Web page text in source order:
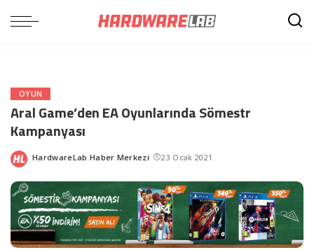
OYUN
Aral Game’den EA Oyunlarında Sömestr
Kampanyası
Posted
HardwareLab Haber Merkezi 23 Ocak 2021